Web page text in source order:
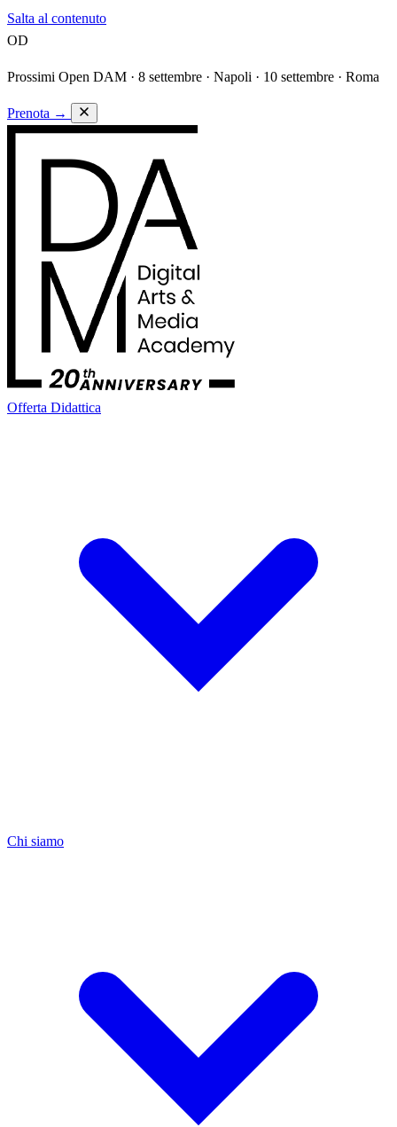
Salta al contenuto
OD
Prossimi Open DAM · 8 settembre · Napoli · 10 settembre · Roma
Prenota →
Offerta Didattica
Chi siamo